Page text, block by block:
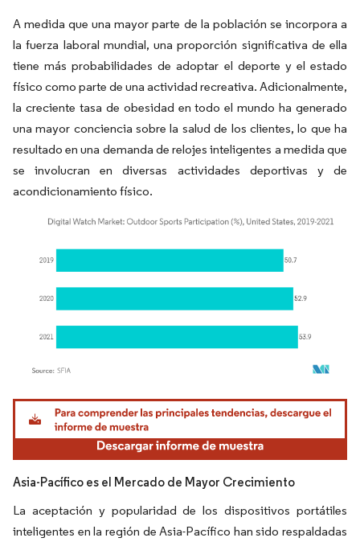
A medida que una mayor parte de la población se incorpora a
la fuerza laboral mundial, una proporción significativa de ella
tiene más probabilidades de adoptar el deporte y el estado
físico como parte de una actividad recreativa. Adicionalmente,
la creciente tasa de obesidad en todo el mundo ha generado
una mayor conciencia sobre la salud de los clientes, lo que ha
resultado en una demanda de relojes inteligentes a medida que
se involucran en diversas actividades deportivas y de
acondicionamiento físico.
Imagen © Mordor Intelligence. El uso requiere atribución según CC BY 4.0.
Asia-Pacífico es el Mercado de Mayor Crecimiento
La aceptación y popularidad de los dispositivos portátiles
inteligentes en la región de Asia-Pacífico han sido respaldadas